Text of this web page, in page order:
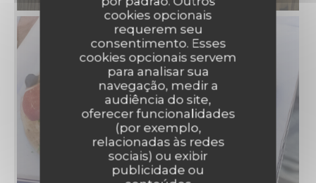
cookies opcionais
requerem seu
consentimento. Esses
cookies opcionais servem
para analisar sua
navegação, medir a
audiência do site,
oferecer funcionalidades
(por exemplo,
relacionadas às redes
sociais) ou exibir
publicidade ou